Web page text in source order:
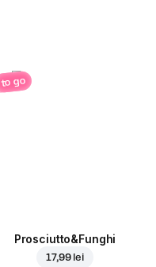
to go
Prosciutto&Funghi
17,99 lei